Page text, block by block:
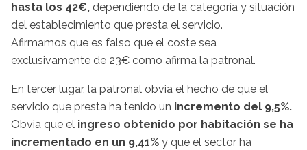
hasta los 42€, dependiendo de la categoría y situación
del establecimiento que presta el servicio.
Afirmamos que es falso que el coste sea
exclusivamente de 23€ como afirma la patronal.
En tercer lugar, la patronal obvia el hecho de que el
servicio que presta ha tenido un incremento del 9,5%.
Obvia que el ingreso obtenido por habitación se ha
incrementado en un 9,41% y que el sector ha